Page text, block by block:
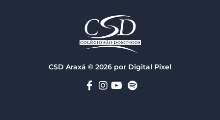
CSD Araxá © 2026 por Digital Pixel